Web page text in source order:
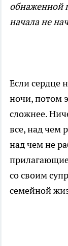
обнаженной
начала не
Если сердце
ночи, потом
сложнее.
все, над чем
над чем не
со своим
семейной